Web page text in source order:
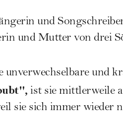
und
und Mutter von drei
und
ist sie mittlerweile
sie sich immer wieder